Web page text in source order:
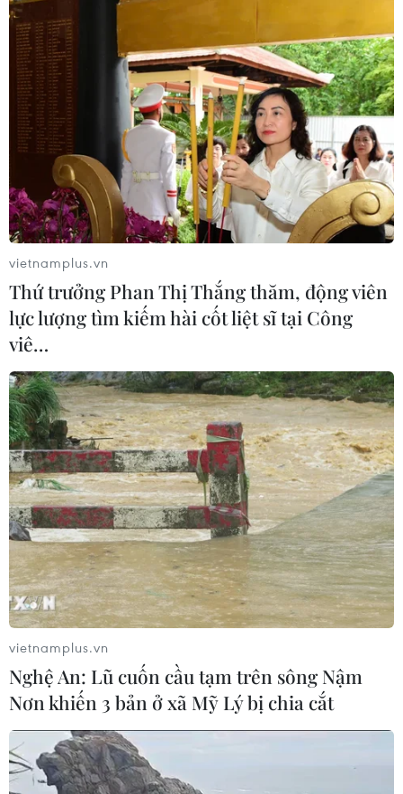
vietnamplus.vn
Thứ trưởng Phan Thị Thắng thăm, động viên
lực lượng tìm kiếm hài cốt liệt sĩ tại Công
viê…
vietnamplus.vn
Nghệ An: Lũ cuốn cầu tạm trên sông Nậm
Nơn khiến 3 bản ở xã Mỹ Lý bị chia cắt